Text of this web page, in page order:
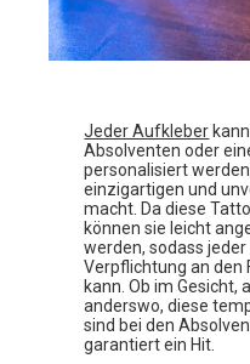
Jeder Aufkleber
Absolventen oder
personalisiert
einzigartigen und
macht. Da diese
können sie leicht
werden, sodass
Verpflichtung an den
kann. Ob im Gesicht,
anderswo, diese
sind bei den
garantiert ein Hit.